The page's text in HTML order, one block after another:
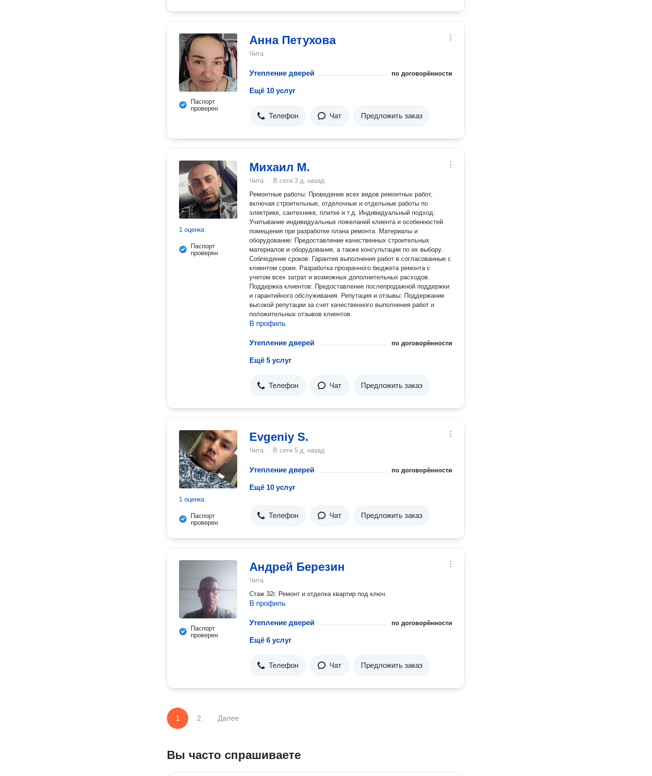
Паспорт
проверен
Анна Петухова
Чита
Утепление дверей по договорённости
Ещё 10 услуг
Телефон Чат Предложить заказ
1 оценка
Паспорт
проверен
Михаил М.
Чита · В сети 3 д. назад
Ремонтные работы: Проведение всех видов ремонтных работ,
включая строительные, отделочные и отдельные работы по
электрике, сантехнике, плитке и т.д. Индивидуальный подход:
Учитывание индивидуальных пожеланий клиента и особенностей
помещения при разработке плана ремонта. Материалы и
оборудование: Предоставление качественных строительных
материалов и оборудования, а также консультации по их выбору.
Соблюдение сроков: Гарантия выполнения работ в согласованные с
клиентом сроки. Разработка прозрачного бюджета ремонта с
учетом всех затрат и возможных дополнительных расходов.
Поддержка клиентов: Предоставление послепродажной поддержки
и гарантийного обслуживания. Репутация и отзывы: Поддержание
высокой репутации за счет качественного выполнения работ и
положительных отзывов клиентов.
В профиль
Утепление дверей по договорённости
Ещё 5 услуг
Телефон Чат Предложить заказ
1 оценка
Паспорт
проверен
Evgeniy S.
Чита · В сети 5 д. назад
Утепление дверей по договорённости
Ещё 10 услуг
Телефон Чат Предложить заказ
Паспорт
проверен
Андрей Березин
Чита
Стаж 32г. Ремонт и отделка квартир под ключ.
В профиль
Утепление дверей по договорённости
Ещё 6 услуг
Телефон Чат Предложить заказ
1 2 Далее
Вы часто спрашиваете